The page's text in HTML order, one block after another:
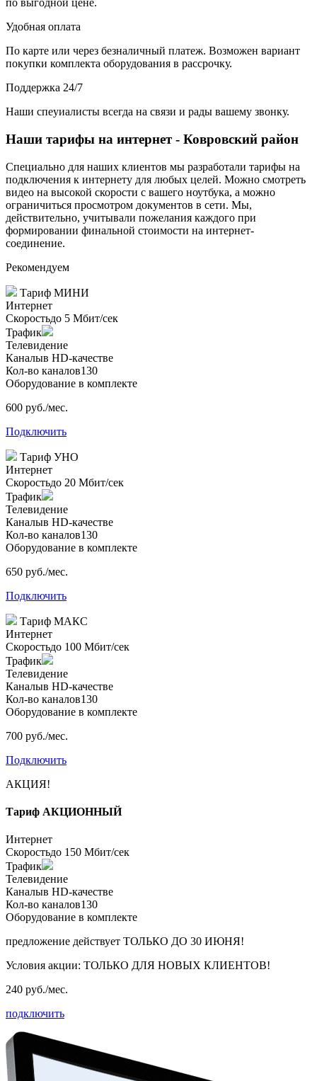
по выгодной цене.
Удобная оплата
По карте или через безналичный платеж. Возможен вариант
покупки комплекта оборудования в рассрочку.
Поддержка 24/7
Наши спеуиалисты всегда на связи и рады вашему звонку.
Наши тарифы на интернет - Ковровский район
Специально для наших клиентов мы разработали тарифы на
подключения к интернету для любых целей. Можно смотреть
видео на высокой скорости с вашего ноутбука, а можно
ограничиться просмотром документов в сети. Мы,
действительно, учитывали пожелания каждого при
формировании финальной стоимости на интернет-
соединение.
Рекомендуем
Тариф МИНИ
Интернет
Скоростьдо 5 Мбит/сек
Трафик
Телевидение
Каналыв HD-качестве
Кол-во каналов130
Оборудование в комплекте
600 руб./мес.
Подключить
Тариф УНО
Интернет
Скоростьдо 20 Мбит/сек
Трафик
Телевидение
Каналыв HD-качестве
Кол-во каналов130
Оборудование в комплекте
650 руб./мес.
Подключить
Тариф МАКС
Интернет
Скоростьдо 100 Мбит/сек
Трафик
Телевидение
Каналыв HD-качестве
Кол-во каналов130
Оборудование в комплекте
700 руб./мес.
Подключить
АКЦИЯ!
Тариф АКЦИОННЫЙ
Интернет
Скоростьдо 150 Мбит/сек
Трафик
Телевидение
Каналыв HD-качестве
Кол-во каналов130
Оборудование в комплекте
предложение действует ТОЛЬКО ДО 30 ИЮНЯ!
Условия акции: ТОЛЬКО ДЛЯ НОВЫХ КЛИЕНТОВ!
240 руб./мес.
подключить